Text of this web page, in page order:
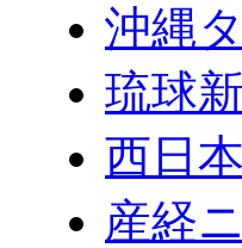
沖縄
琉球
西日
産経